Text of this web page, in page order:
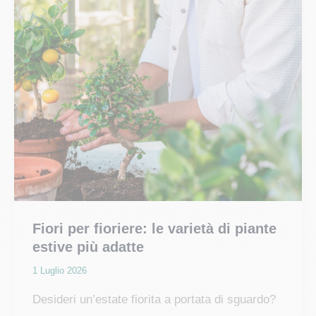
Fiori per fioriere: le varietà di piante
estive più adatte
1 Luglio 2026
Desideri un’estate fiorita a portata di sguardo?